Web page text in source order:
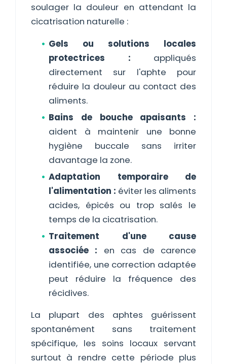
soulager la douleur en attendant la
cicatrisation naturelle :
Gels ou solutions locales
protectrices : appliqués
directement sur l'aphte pour
réduire la douleur au contact des
aliments.
Bains de bouche apaisants :
aident à maintenir une bonne
hygiène buccale sans irriter
davantage la zone.
Adaptation temporaire de
l'alimentation : éviter les aliments
acides, épicés ou trop salés le
temps de la cicatrisation.
Traitement d'une cause
associée : en cas de carence
identifiée, une correction adaptée
peut réduire la fréquence des
récidives.
La plupart des aphtes guérissent
spontanément sans traitement
spécifique, les soins locaux servant
surtout à rendre cette période plus